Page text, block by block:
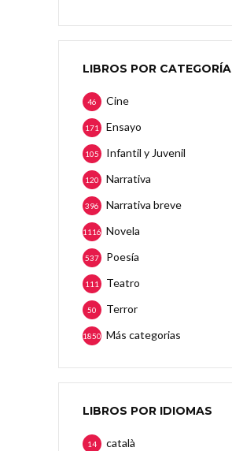
LIBROS POR CATEGORÍA
Cine
46
Ensayo
171
Infantil y Juvenil
105
Narrativa
120
Narrativa breve
396
Novela
1116
Poesía
537
Teatro
111
Terror
50
Más categorias
1850
LIBROS POR IDIOMAS
català
14